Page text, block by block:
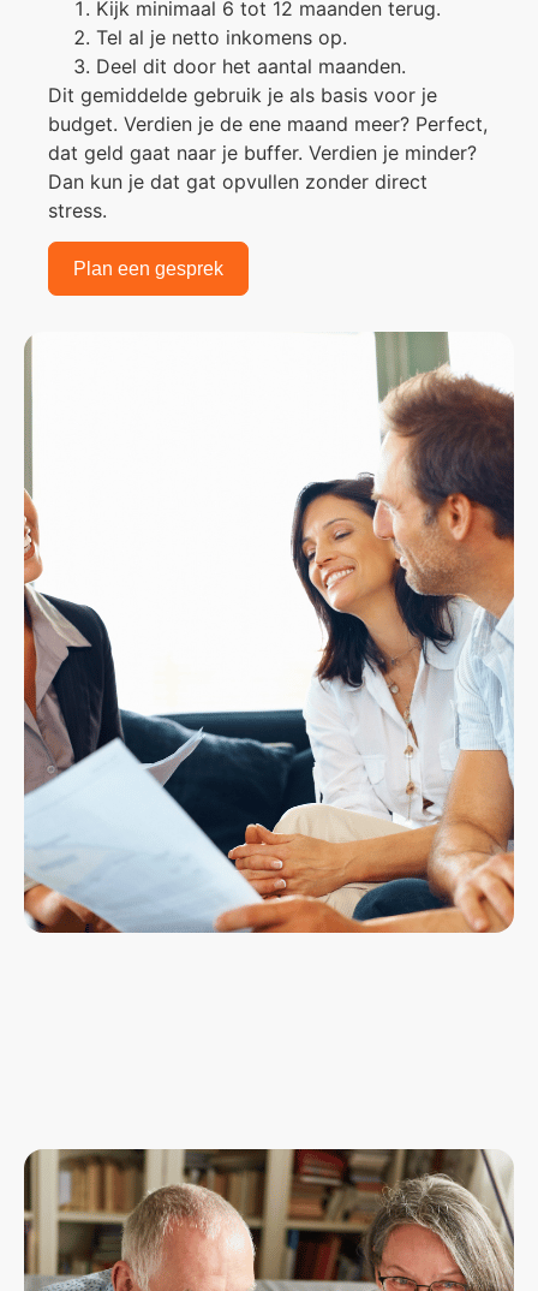
Kijk minimaal 6 tot 12 maanden terug.
Tel al je netto inkomens op.
Deel dit door het aantal maanden.
Dit gemiddelde gebruik je als basis voor je
budget. Verdien je de ene maand meer? Perfect,
dat geld gaat naar je buffer. Verdien je minder?
Dan kun je dat gat opvullen zonder direct
stress.
Plan een gesprek